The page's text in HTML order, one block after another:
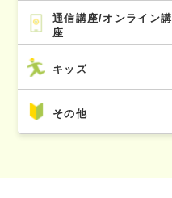
通信講座/オンライン講
座
キッズ
その他